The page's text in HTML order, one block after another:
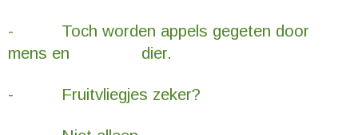
- Toch worden appels gegeten door
mens en dier.
- Fruitvliegjes zeker?